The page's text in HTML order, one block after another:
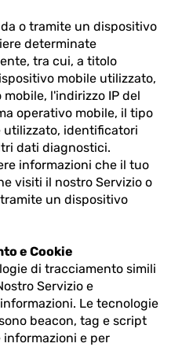
o tramite un dispositivo
determinate
tra cui, a titolo
mobile utilizzato,
l'indirizzo IP del
operativo mobile, il tipo
identificatori
dati diagnostici.
informazioni che il tuo
visiti il nostro Servizio o
un dispositivo
e Cookie
di tracciamento simili
Servizio e
Le tecnologie
beacon, tag e script
e per